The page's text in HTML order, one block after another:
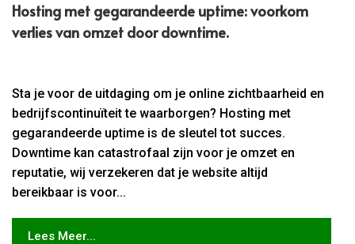
Hosting met gegarandeerde uptime: voorkom
verlies van omzet door downtime.​
Sta je voor de uitdaging om je online zichtbaarheid en
bedrijfscontinuïteit te waarborgen? Hosting met
gegarandeerde uptime is de sleutel tot succes.
Downtime kan catastrofaal zijn voor je omzet en
reputatie, wij verzekeren dat je website altijd
bereikbaar is voor...
Lees Meer...